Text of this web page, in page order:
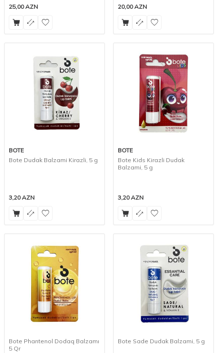
25,00AZN 20,00AZN
BOTE
Bote Dudak Balzami Kirazli, 5 g
3,20AZN
BOTE
Bote Kids Kirazli Dudak
Balzami, 5 g
3,20AZN
Bote Phantenol Dodaq Balzamı
5 Qr
Bote Sade Dudak Balzami, 5 g